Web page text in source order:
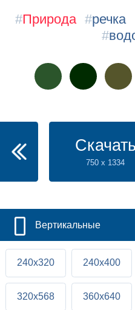
#Природа #речка
#
Скачать
750 x 1334
Вертикальные
240x320 240x400
320x568 360x640